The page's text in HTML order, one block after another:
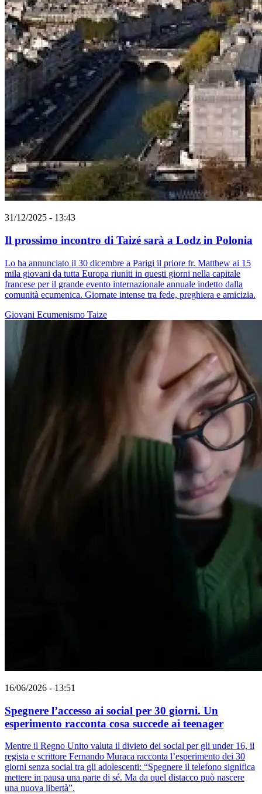
31/12/2025 - 13:43
Il prossimo incontro di Taizé sarà a Lodz in Polonia
Lo ha annunciato il 30 dicembre a Parigi il priore fr. Matthew ai 15
mila giovani da tutta Europa riuniti in questi giorni nella capitale
francese per il grande evento internazionale annuale indetto dalla
comunità ecumenica. Giornate intense tra fede, preghiera e amicizia.
Giovani Ecumenismo Taize
16/06/2026 - 13:51
Spegnere l’accesso ai social per 30 giorni. Un
esperimento racconta cosa succede ai teenager
Mentre il Regno Unito valuta il divieto dei social per gli under 16, il
regista e scrittore Fernando Muraca racconta l’esperimento dei 30
giorni senza social tra gli adolescenti: “Spegnere il telefono significa
mettere in pausa una parte di sé. Ma da quel distacco può nascere
una nuova libertà”.